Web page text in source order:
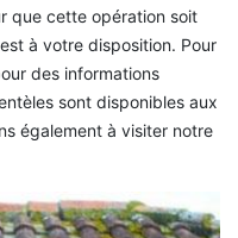
que cette opération soit
à votre disposition. Pour
des informations
sont disponibles aux
également à visiter notre